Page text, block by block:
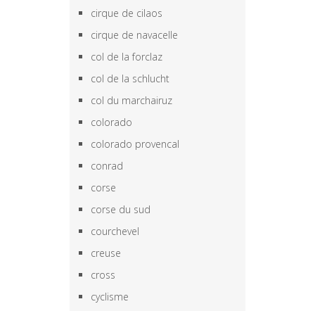
cirque de cilaos
cirque de navacelle
col de la forclaz
col de la schlucht
col du marchairuz
colorado
colorado provencal
conrad
corse
corse du sud
courchevel
creuse
cross
cyclisme